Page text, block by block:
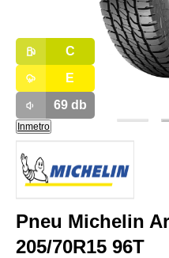
C
E
69db
Inmetro
Pneu Michelin
205/70R15 96T